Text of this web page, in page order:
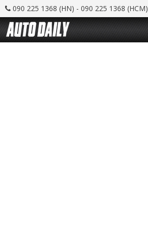
090 225 1368 (HN) - 090 225 1368 (HCM)